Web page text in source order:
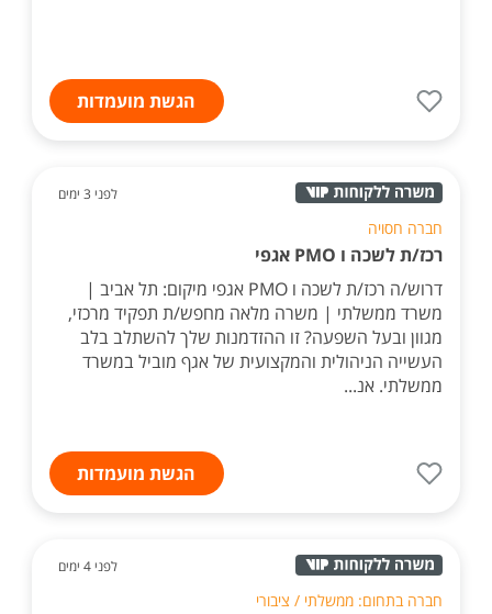
הגשת מועמדות
לפני 3 ימים
חברה חסויה
רכז/ת לשכה ו PMO אגפי
דרוש/ה רכז/ת לשכה ו PMO אגפי מיקום: תל אביב |
משרד ממשלתי | משרה מלאה מחפש/ת תפקיד מרכזי,
מגוון ובעל השפעה? זו ההזדמנות שלך להשתלב בלב
העשייה הניהולית והמקצועית של אגף מוביל במשרד
ממשלתי. אנ...
הגשת מועמדות
לפני 4 ימים
חברה בתחום: ממשלתי / ציבורי